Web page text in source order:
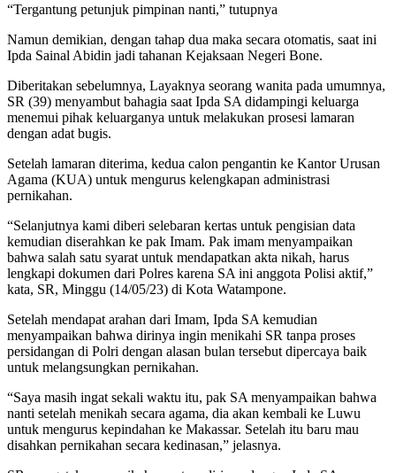
“Tergantung petunjuk pimpinan nanti,” tutupnya
Namun demikian, dengan tahap dua maka secara otomatis, saat ini
Ipda Sainal Abidin jadi tahanan Kejaksaan Negeri Bone.
Diberitakan sebelumnya, Layaknya seorang wanita pada umumnya,
SR (39) menyambut bahagia saat Ipda SA didampingi keluarga
menemui pihak keluarganya untuk melakukan prosesi lamaran
dengan adat bugis.
Setelah lamaran diterima, kedua calon pengantin ke Kantor Urusan
Agama (KUA) untuk mengurus kelengkapan administrasi
pernikahan.
“Selanjutnya kami diberi selebaran kertas untuk pengisian data
kemudian diserahkan ke pak Imam. Pak imam menyampaikan
bahwa salah satu syarat untuk mendapatkan akta nikah, harus
lengkapi dokumen dari Polres karena SA ini anggota Polisi aktif,”
kata, SR, Minggu (14/05/23) di Kota Watampone.
Setelah mendapat arahan dari Imam, Ipda SA kemudian
menyampaikan bahwa dirinya ingin menikahi SR tanpa proses
persidangan di Polri dengan alasan bulan tersebut dipercaya baik
untuk melangsungkan pernikahan.
“Saya masih ingat sekali waktu itu, pak SA menyampaikan bahwa
nanti setelah menikah secara agama, dia akan kembali ke Luwu
untuk mengurus kepindahan ke Makassar. Setelah itu baru mau
disahkan pernikahan secara kedinasan,” jelasnya.